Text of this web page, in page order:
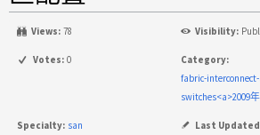
Views: 78 Visibility:
Votes: 0
Category:
fabric-
switches<a>2009
Specialty: san
Last